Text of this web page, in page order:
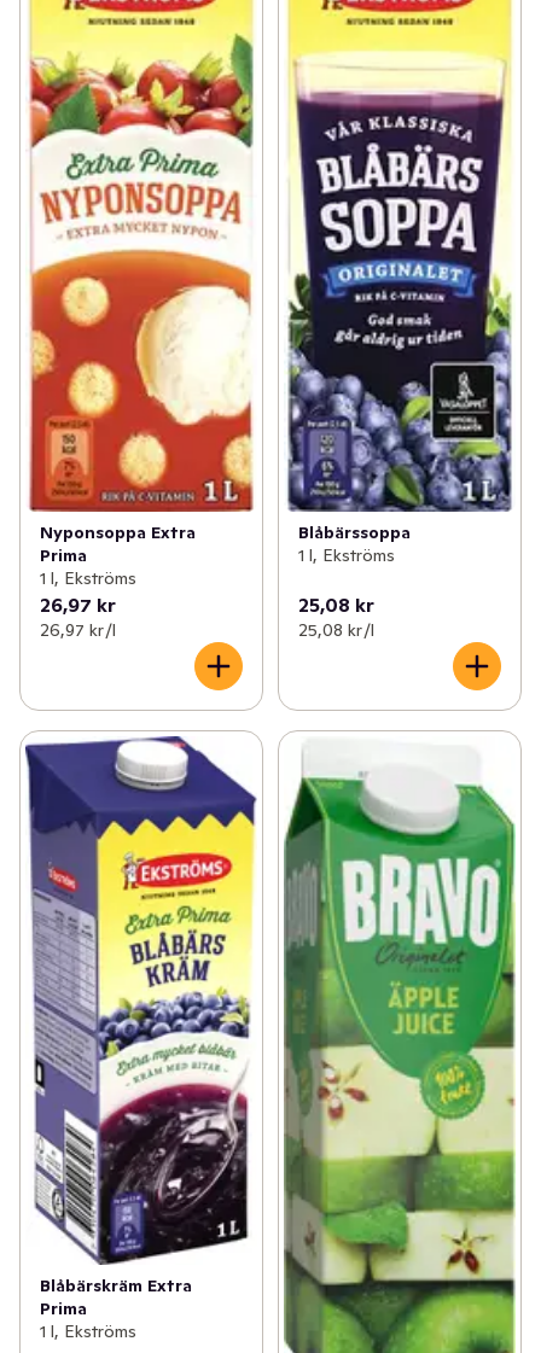
Nyponsoppa Extra
Prima
1 l, Ekströms
26,97 kr
26,97 kr /l
Blåbärssoppa
1 l, Ekströms
25,08 kr
25,08 kr /l
Blåbärskräm Extra
Prima
1 l, Ekströms